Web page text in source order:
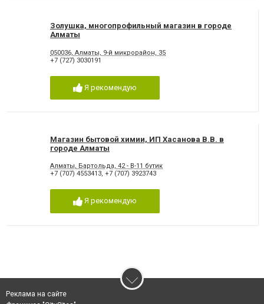
Золушка, многопрофильный магазин в городе
Алматы
050036, Алматы, 9-й микрорайон, 35
+7 (727) 3030191
Я рекомендую
Магазин бытовой химии, ИП Хасанова В.В. в
городе Алматы
Алматы, Бартольда, 42 - В-11 бутик
+7 (707) 4553413, +7 (707) 3923743
Я рекомендую
Реклама на сайте